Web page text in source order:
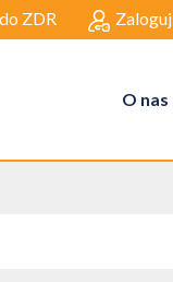
ZDR Zaloguj
O nas